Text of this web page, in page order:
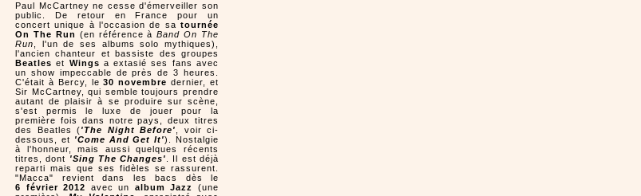
Paul McCartney ne cesse d'émerveiller son
public. De retour en France pour un
concert unique à l'occasion de sa tournée
On The Run (en référence àBand On The
Run , l'un de ses albums solo mythiques),
l'ancien chanteur et bassiste des groupes
Beatles et Wings a extasié ses fans avec
un show impeccable de près de 3 heures.
C'était à Bercy, le30 novembre dernier, et
Sir McCartney, qui semble toujours prendre
autant de plaisir à se produire sur scène,
s'est permis le luxe de jouer pour la
première fois dans notre pays, deux titres
des Beatles ('The Night Before' , voir ci-
dessous, et 'Come And Get It'). Nostalgie
à l'honneur, mais aussi quelques récents
titres, dont 'Sing The Changes' . Il est déjà
reparti mais que ses fidèles se rassurent.
"Macca" revient dans les bacs dès le
6 février 2012 avec un album Jazz
(une